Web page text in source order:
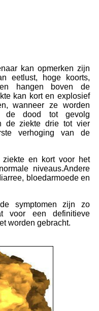
kan opmerken zijn
eetlust, hoge koorts,
hangen boven de
kan kort en explosief
wanneer ze worden
de dood tot gevolg
de ziekte drie tot vier
verhoging van de
ziekte en kort voor het
niveaus.Andere
bloedarmoede en
symptomen zijn zo
voor een definitieve
worden gebracht.